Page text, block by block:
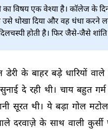
का विषय एक वेश्या है। कॉलेज के
उसे धोखा दिया और वह धंधा करने
होती है। फिर जैसे-जैसे
डेरी के बाहर बड़े धारियों वाले
सुनाई दे रही थी। चाय बहुत गर्म
सूरत थी। ये बड़ा गोल मटोल
दरवाज़े के साथ वाली कुर्सी